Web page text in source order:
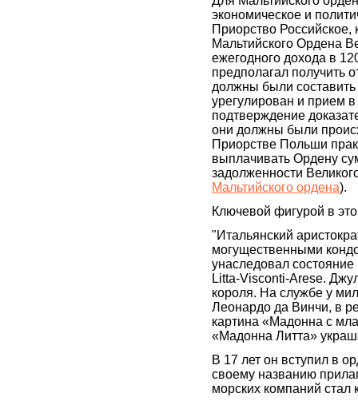
экономическое и
Приорство
Мальтийского Ордена
ежегодного дохода в
предполагал получить
должны были
урегулирован и прием
подтверждение
они должны были
Приорстве Польши
выплачивать Ордену
задолженности
Мальтийского ордена).
Ключевой фигурой в
"Итальянский
могущественными
унаследовал
Litta-Visconti-Arese.
короля. На службе у
Леонардо да Винчи, в
картина «Мадонна с
«Мадонна Литта»
В 17 лет он вступил в
своему названию
морских компаний